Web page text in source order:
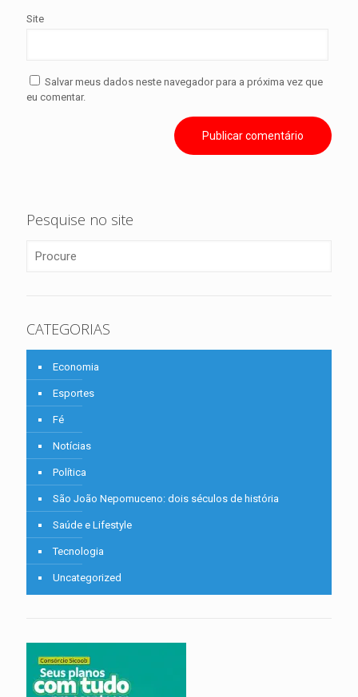
Site
Salvar meus dados neste navegador para a próxima vez que
eu comentar.
Pesquise no site
CATEGORIAS
Economia
Esportes
Fé
Notícias
Política
São João Nepomuceno: dois séculos de história
Saúde e Lifestyle
Tecnologia
Uncategorized